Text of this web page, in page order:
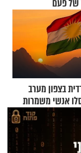
של פעם
בצפון מערב
אנשי משמרות